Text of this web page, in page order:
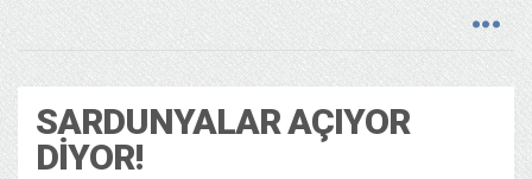
SARDUNYALAR AÇIYOR
DIYOR!